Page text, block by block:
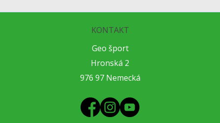
KONTAKT
Geo šport
Hronská 2
976 97 Nemecká